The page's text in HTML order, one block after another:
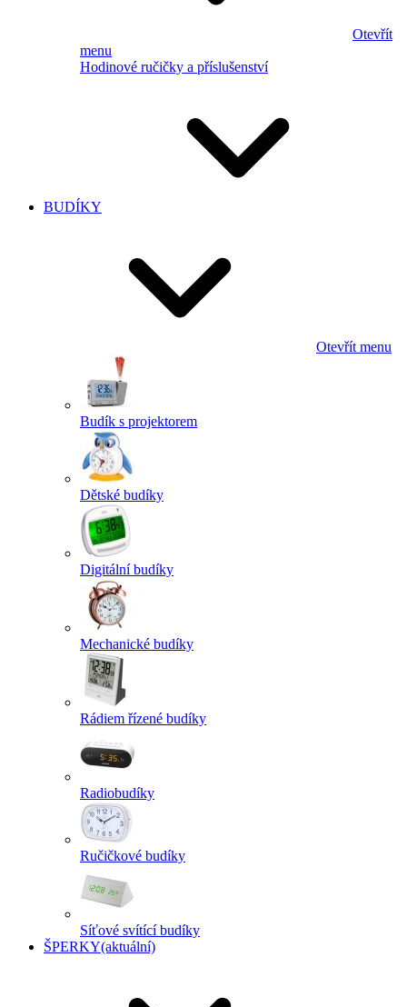
Otevřít
menu
Hodinové ručičky a příslušenství
BUDÍKY
Otevřít menu
Budík s projektorem
Dětské budíky
Digitální budíky
Mechanické budíky
Rádiem řízené budíky
Radiobudíky
Ručičkové budíky
Síťové svítící budíky
ŠPERKY(aktuální)